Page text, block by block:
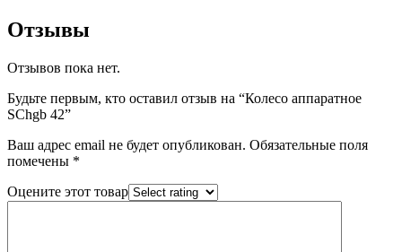
Отзывы
Отзывов пока нет.
Будьте первым, кто оставил отзыв на “Колесо аппаратное
SChgb 42”
Ваш адрес email не будет опубликован. Обязательные поля
помечены *
Оцените этот товар